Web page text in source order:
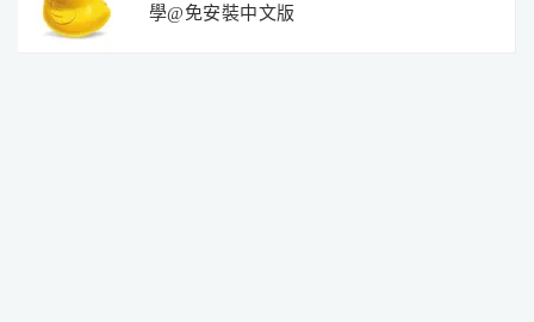
學@免安裝中文版